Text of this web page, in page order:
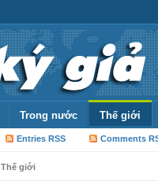
Trong nước Thế giới
Entries RSS Comments
Thế giới